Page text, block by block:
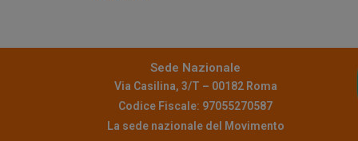
Sede Nazionale
Via Casilina, 3/T – 00182 Roma
Codice Fiscale: 97055270587
La sede nazionale del Movimento